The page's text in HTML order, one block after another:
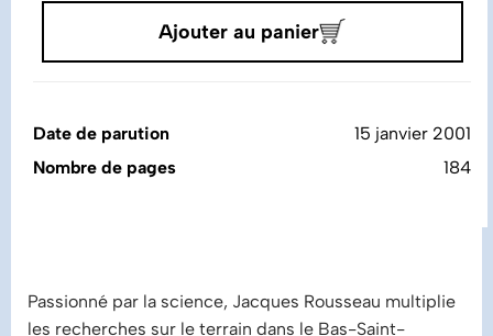
Ajouter au panier
Date de parution
15 janvier 2001
Nombre de pages
184
Passionné par la science, Jacques Rousseau multiplie
les recherches sur le terrain dans le Bas-Saint-